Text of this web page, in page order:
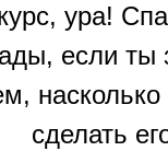
ура!
если ты
насколько
сделать